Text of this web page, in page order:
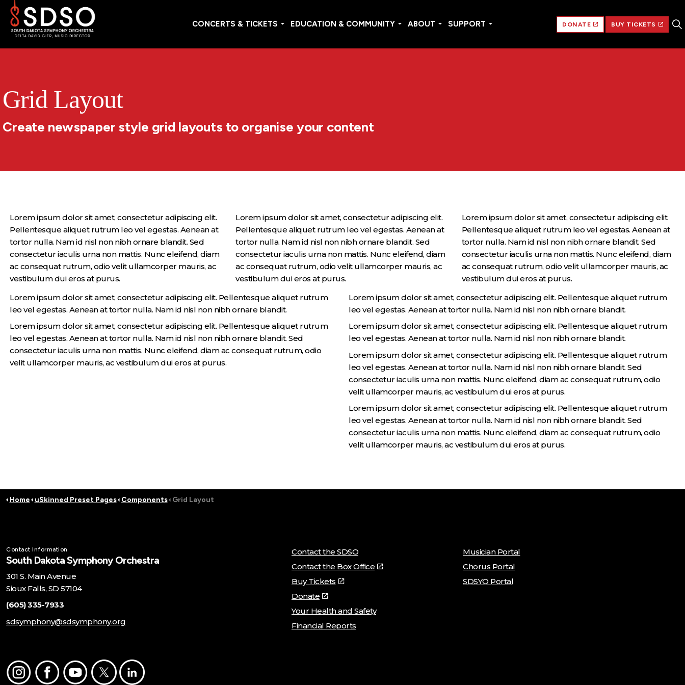
CONCERTS & TICKETS EDUCATION & COMMUNITY ABOUT SUPPORT DONATE BUY TICKETS
Grid Layout
Create newspaper style grid layouts to organise your content
Lorem ipsum dolor sit amet, consectetur adipiscing elit.
Pellentesque aliquet rutrum leo vel egestas. Aenean at
tortor nulla. Nam id nisl non nibh ornare blandit. Sed
consectetur iaculis urna non mattis. Nunc eleifend, diam
ac consequat rutrum, odio velit ullamcorper mauris, ac
vestibulum dui eros at purus.
Lorem ipsum dolor sit amet, consectetur adipiscing elit.
Pellentesque aliquet rutrum leo vel egestas. Aenean at
tortor nulla. Nam id nisl non nibh ornare blandit. Sed
consectetur iaculis urna non mattis. Nunc eleifend, diam
ac consequat rutrum, odio velit ullamcorper mauris, ac
vestibulum dui eros at purus.
Lorem ipsum dolor sit amet, consectetur adipiscing elit.
Pellentesque aliquet rutrum leo vel egestas. Aenean at
tortor nulla. Nam id nisl non nibh ornare blandit. Sed
consectetur iaculis urna non mattis. Nunc eleifend, diam
ac consequat rutrum, odio velit ullamcorper mauris, ac
vestibulum dui eros at purus.
Lorem ipsum dolor sit amet, consectetur adipiscing elit. Pellentesque aliquet rutrum
leo vel egestas. Aenean at tortor nulla. Nam id nisl non nibh ornare blandit.
Lorem ipsum dolor sit amet, consectetur adipiscing elit. Pellentesque aliquet rutrum
leo vel egestas. Aenean at tortor nulla. Nam id nisl non nibh ornare blandit. Sed
consectetur iaculis urna non mattis. Nunc eleifend, diam ac consequat rutrum, odio
velit ullamcorper mauris, ac vestibulum dui eros at purus.
Lorem ipsum dolor sit amet, consectetur adipiscing elit. Pellentesque aliquet rutrum
leo vel egestas. Aenean at tortor nulla. Nam id nisl non nibh ornare blandit.
Lorem ipsum dolor sit amet, consectetur adipiscing elit. Pellentesque aliquet rutrum
leo vel egestas. Aenean at tortor nulla. Nam id nisl non nibh ornare blandit.
Lorem ipsum dolor sit amet, consectetur adipiscing elit. Pellentesque aliquet rutrum
leo vel egestas. Aenean at tortor nulla. Nam id nisl non nibh ornare blandit. Sed
consectetur iaculis urna non mattis. Nunc eleifend, diam ac consequat rutrum, odio
velit ullamcorper mauris, ac vestibulum dui eros at purus.
Lorem ipsum dolor sit amet, consectetur adipiscing elit. Pellentesque aliquet rutrum
leo vel egestas. Aenean at tortor nulla. Nam id nisl non nibh ornare blandit. Sed
consectetur iaculis urna non mattis. Nunc eleifend, diam ac consequat rutrum, odio
velit ullamcorper mauris, ac vestibulum dui eros at purus.
Home uSkinned Preset Pages Components Grid Layout
Contact Information
South Dakota Symphony Orchestra
301 S. Main Avenue
Sioux Falls, SD 57104
(605) 335-7933
sdsymphony@sdsymphony.org
Contact the SDSO
Contact the Box Office
Buy Tickets
Donate
Your Health and Safety
Financial Reports
Musician Portal
Chorus Portal
SDSYO Portal